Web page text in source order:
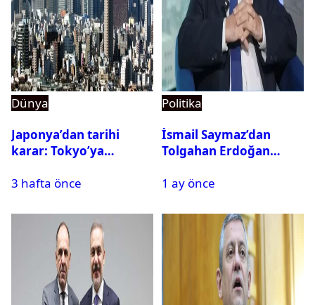
Dünya
Japonya’dan tarihi
karar: Tokyo’ya
geliyor
3 hafta önce
Politika
İsmail Saymaz’dan
Tolgahan Erdoğan
bilgisini sızdırıp para
1 ay önce